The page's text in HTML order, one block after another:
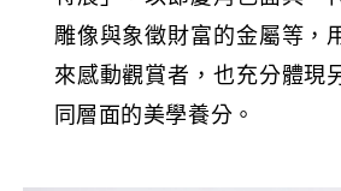
雕像與象徵財富的金屬等，
來感動觀賞者，也充分體現
同層面的美學養分。